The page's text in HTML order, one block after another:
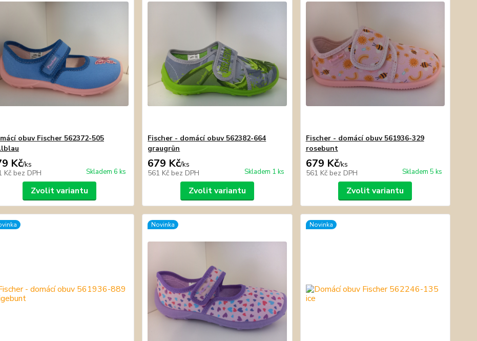
obuv Fischer 562372-505
Kč/ks
Kč bez DPH Skladem 6 ks
Zvolit variantu
Fischer - domácí obuv 562382-664
graugrün
679 Kč/ks
561 Kč bez DPH Skladem 1 ks
Zvolit variantu
Fischer - domácí obuv 561936-329
rosebunt
679 Kč/ks
561 Kč bez DPH Skladem 5 ks
Zvolit variantu
Novinka Novinka